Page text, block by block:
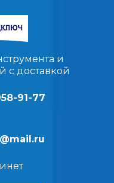
и
с доставкой
91-77